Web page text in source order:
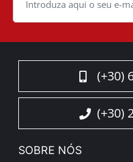
(+30)
(+30)
SOBRE NÓS